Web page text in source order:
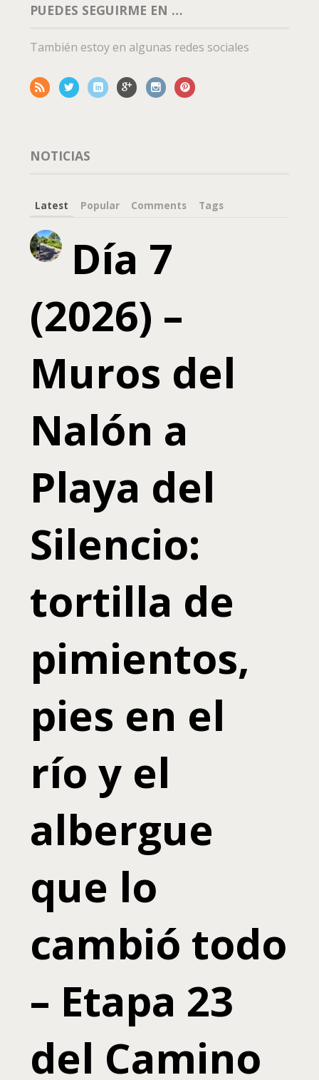
PUEDES SEGUIRME EN …
También estoy en algunas redes sociales
NOTICIAS
Latest Popular Comments Tags
Día 7
(2026) –
Muros del
Nalón a
Playa del
Silencio:
tortilla de
pimientos,
pies en el
río y el
albergue
que lo
cambió todo
– Etapa 23
del Camino